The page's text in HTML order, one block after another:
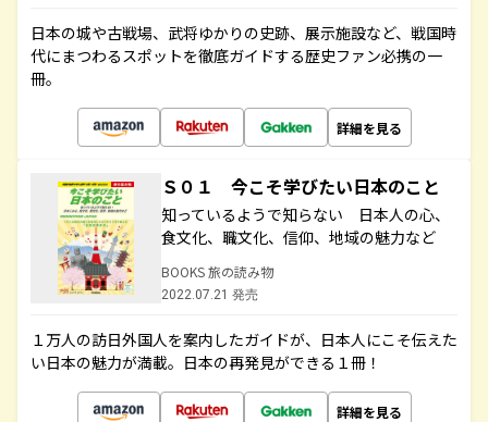
日本の城や古戦場、武将ゆかりの史跡、展示施設など、戦国時
代にまつわるスポットを徹底ガイドする歴史ファン必携の一
冊。
詳細を見る
Ｓ０１ 今こそ学びたい日本のこと
知っているようで知らない 日本人の心、
食文化、職文化、信仰、地域の魅力など
BOOKS 旅の読み物
2022.07.21 発売
１万人の訪日外国人を案内したガイドが、日本人にこそ伝えた
い日本の魅力が満載。日本の再発見ができる１冊！
詳細を見る